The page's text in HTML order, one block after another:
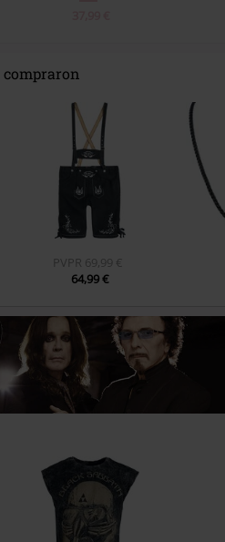
compraron
PVPR 69,99 €
64,99 €